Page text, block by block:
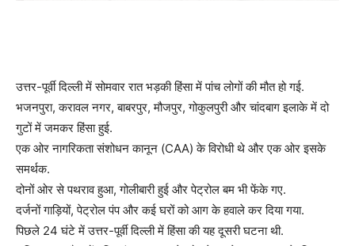
उत्तर-पूर्वी दिल्ली में सोमवार रात भड़की हिंसा में पांच लोगों की मौत हो गई.
भजनपुरा, करावल नगर, बाबरपुर, मौजपुर, गोकुलपुरी और चांदबाग इलाके में दो
गुटों में जमकर हिंसा हुई.
एक ओर नागरिकता संशोधन कानून (CAA) के विरोधी थे और एक ओर इसके
समर्थक.
दोनों ओर से पथराव हुआ, गोलीबारी हुई और पेट्रोल बम भी फेंके गए.
दर्जनों गाड़ियों, पेट्रोल पंप और कई घरों को आग के हवाले कर दिया गया.
पिछले 24 घंटे में उत्तर-पूर्वी दिल्ली में हिंसा की यह दूसरी घटना थी.